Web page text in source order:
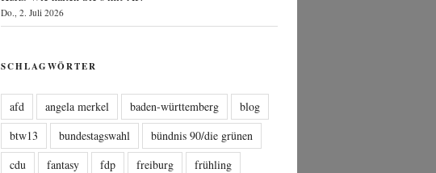
Do., 2. Juli 2026
SCHLAGWÖRTER
afd angela merkel baden-württemberg
blog
btw13
bundestagswahl
bündnis 90/die grünen
cdu
fantasy fdp freiburg
frühling